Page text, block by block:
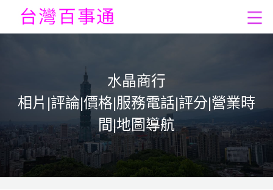
水晶商行
相片|評論|價格|服務電話|評分|營業時
間|地圖導航